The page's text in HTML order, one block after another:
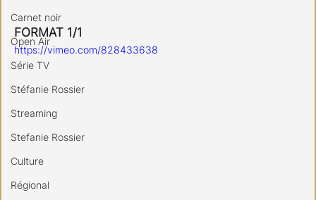
Carnet noir
Open Air
Série TV
Stéfanie Rossier
Streaming
Stefanie Rossier
Culture
Régional
FORMAT 1/1
https://vimeo.com/828433638